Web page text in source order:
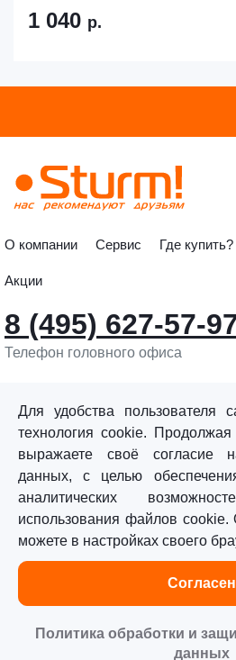
1 040 р.
О компании Сервис Где купить?
Акции
8 (495) 627-57-
Телефон головного офиса
©«Sturm!» 2011–2026 ®
Все права защищены.
Политика обработки
Для удобства пользователя
технология cookie.
выражаете своё согласие
данных, с целью
аналитических
использования файлов
можете в настройках своего
Согласен
Политика обработки и
данных